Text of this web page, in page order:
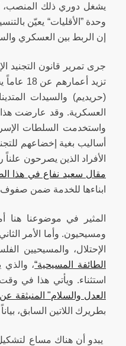
يشغل دوري ذلك المنصب،
وحدة ”الأقليات“ يعيّن
إن الربط بين العسكري
تزيد
العسكرية. وقد عارضت هذا
واستخدمت السلطات
أساليب بغية إخضاعهم
الأفراد الذين يصرحون
مقال سعيد نفاع في هذا
ابناءها للخدمة ضمن صفوف
المثير في موضوعنا هنا
ومسيحيون. وأما الأمر
الإحتلال، والمسيحيين
الطائفة المسيحية“، والذي
استثناء. ويأتي هذا في
العدل والسلام" المنبثقة
بطريرك اللاتين السابق،
يبدو أن هناك مساع